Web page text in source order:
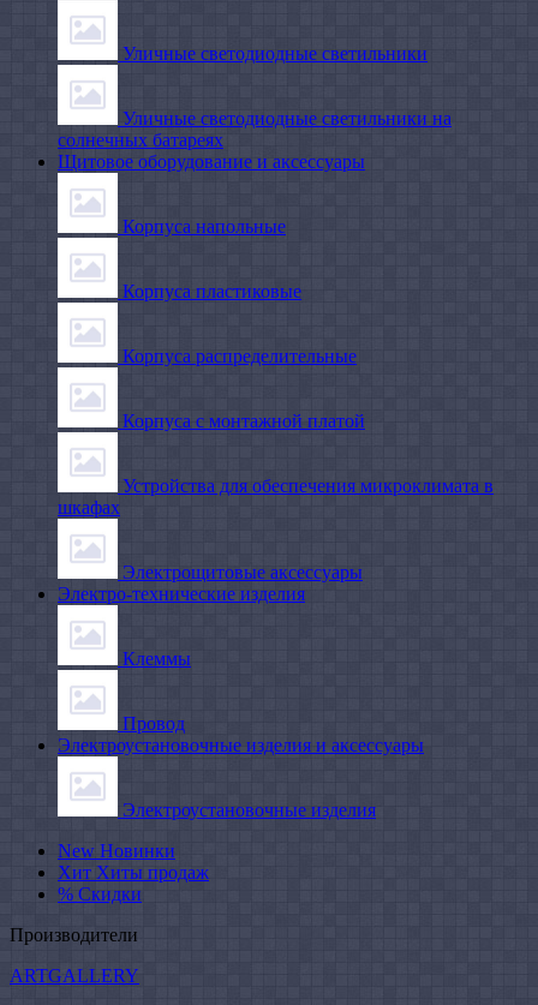
Уличные светодиодные светильники
Уличные светодиодные светильники на
солнечных батареях
Щитовое оборудование и аксессуары
Корпуса напольные
Корпуса пластиковые
Корпуса распределительные
Корпуса с монтажной платой
Устройства для обеспечения микроклимата в
шкафах
Электрощитовые аксессуары
Электро-технические изделия
Клеммы
Провод
Электроустановочные изделия и аксессуары
Электроустановочные изделия
New Новинки
Хит Хиты продаж
% Скидки
Производители
ARTGALLERY